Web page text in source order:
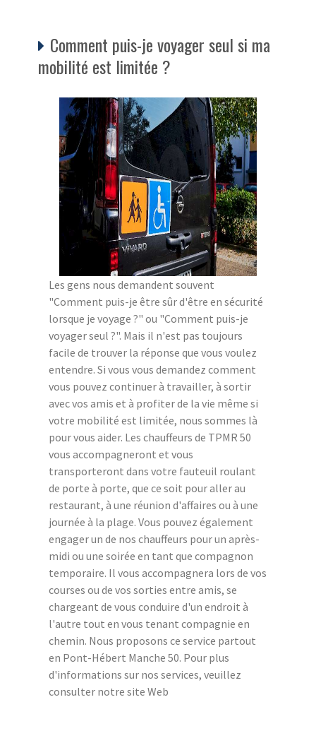
Comment puis-je voyager seul si ma
mobilité est limitée ?
Les gens nous demandent souvent
"Comment puis-je être sûr d'être en sécurité
lorsque je voyage ?" ou "Comment puis-je
voyager seul ?". Mais il n'est pas toujours
facile de trouver la réponse que vous voulez
entendre. Si vous vous demandez comment
vous pouvez continuer à travailler, à sortir
avec vos amis et à profiter de la vie même si
votre mobilité est limitée, nous sommes là
pour vous aider. Les chauffeurs de TPMR 50
vous accompagneront et vous
transporteront dans votre fauteuil roulant
de porte à porte, que ce soit pour aller au
restaurant, à une réunion d'affaires ou à une
journée à la plage. Vous pouvez également
engager un de nos chauffeurs pour un après-
midi ou une soirée en tant que compagnon
temporaire. Il vous accompagnera lors de vos
courses ou de vos sorties entre amis, se
chargeant de vous conduire d'un endroit à
l'autre tout en vous tenant compagnie en
chemin. Nous proposons ce service partout
en Pont-Hébert Manche 50. Pour plus
d'informations sur nos services, veuillez
consulter notre site Web